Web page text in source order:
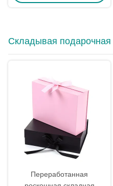
Складывая подарочная
Переработанная